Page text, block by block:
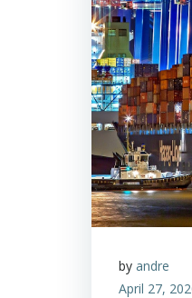
by andre
April 27,